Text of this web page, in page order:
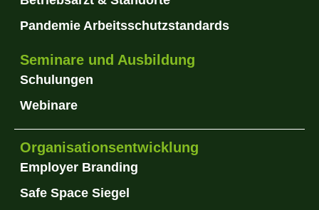
Pandemie Arbeitsschutzstandards
Seminare und Ausbildung
Schulungen
Webinare
Organisationsentwicklung
Employer Branding
Safe Space Siegel